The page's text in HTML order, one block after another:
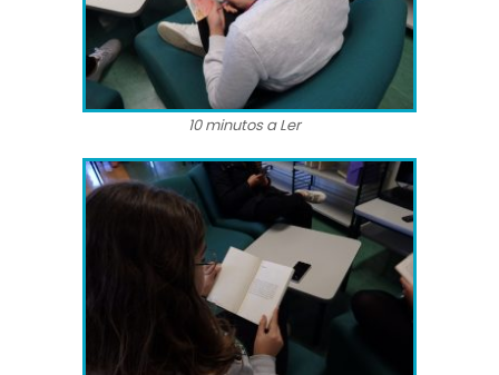
10 minutos a Ler